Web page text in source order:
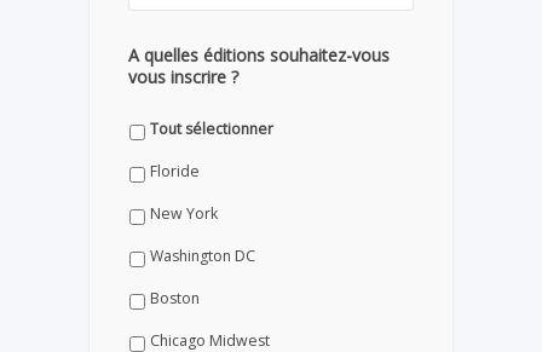
A quelles éditions souhaitez-vous
vous inscrire ?
Tout sélectionner
Floride
New York
Washington DC
Boston
Chicago Midwest